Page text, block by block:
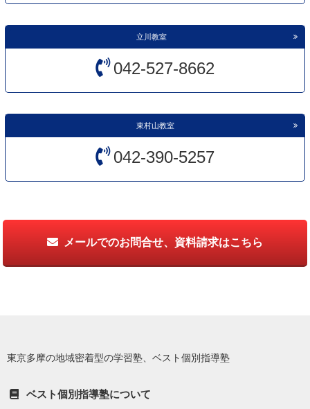
立川教室
042-527-8662
東村山教室
042-390-5257
メールでのお問合せ、資料請求はこちら
東京多摩の地域密着型の学習塾、ベスト個別指導塾
ベスト個別指導塾について